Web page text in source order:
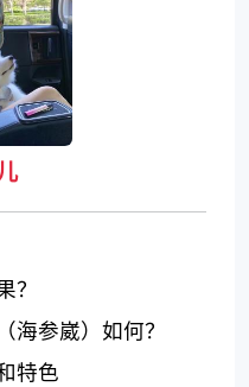
？
海参崴）如何？
特色